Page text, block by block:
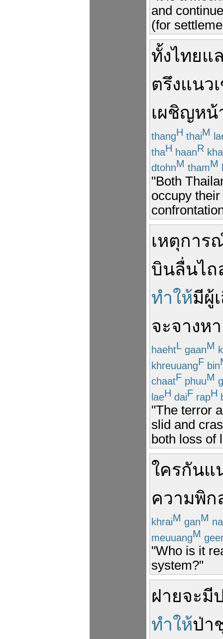
and
(for
ทั้งไทยแ
ตรึงแนว
เผชิญหน้
thangH thaiM
thaH haanR
dtohnM thamM
"Both
occupy
เหตุการ
บินลื่นไถ
ทำให้มีผู้
จะจางห
haehtL gaanM
khreuuangF bin
chaatF phuuM
laeH daiF rapH
"The terror
slid and
both loss of
ใครกันแ
ความพิก
khraiM ganM
meuuangM
"Who is it
system?"
ฝายจะมี
ทำให้ป่า